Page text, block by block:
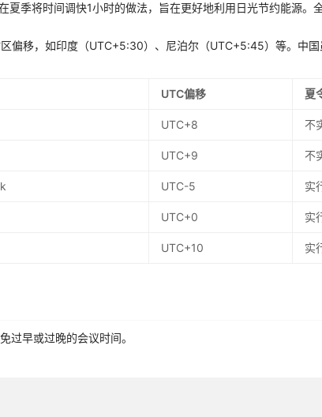
季将时间调快1小时的做法，旨在更好地利用日光节约能源。
偏移，如印度（UTC+5:30）、尼泊尔（UTC+5:45）等。中国
UTC偏移 夏
UTC+8 不
UTC+9 不
UTC-5 实
UTC+0 实
UTC+10 实
过早或过晚的会议时间。